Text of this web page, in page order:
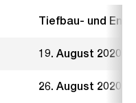
Tiefbau- und
19. August 2020
26. August 2020